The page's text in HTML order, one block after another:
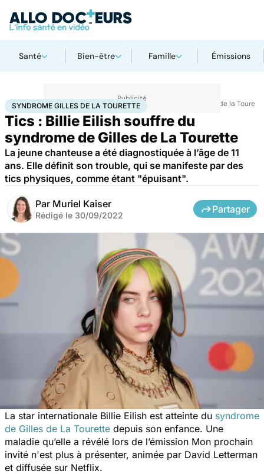
Santé Bien-être Famille Émissions
AccueilSantéMaladiesMaladies neurologiques Syndrome Gilles de la
SYNDROME GILLES DE LA TOURETTE
Tics : Billie Eilish souffre du
syndrome de Gilles de La Tourette
La jeune chanteuse a été diagnostiquée à l’âge de 11
ans. Elle définit son trouble, qui se manifeste par des
tics physiques, comme étant "épuisant".
Par Muriel Kaiser
Rédigé le 30/09/2022
Partager
La star internationale Billie Eilish est atteinte du syndrome
de Gilles de La Tourette depuis son enfance. Une
maladie qu’elle a révélé lors de l’émission Mon prochain
invité n'est plus à présenter, animée par David Letterman
et diffusée sur Netflix.